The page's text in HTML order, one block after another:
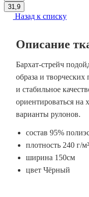
31,9
Назад к списку
Описание
Бархат-стрейч
образа и
и стабильное
ориентироваться на
варианты рулонов.
состав 95%
плотность 240 г/м²
ширина 150см
цвет Чёрный